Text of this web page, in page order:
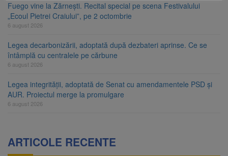
Fuego vine la Zărnești. Recital special pe scena Festivalului
„Ecoul Pietrei Craiului”, pe 2 octombrie
6 august 2026
Legea decarbonizării, adoptată după dezbateri aprinse. Ce se
întâmplă cu centralele pe cărbune
6 august 2026
Legea integrității, adoptată de Senat cu amendamentele PSD și
AUR. Proiectul merge la promulgare
6 august 2026
ARTICOLE RECENTE